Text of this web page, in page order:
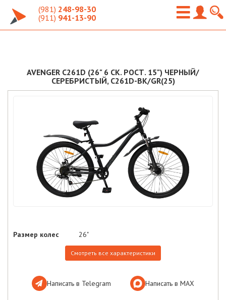
(981) 248-98-30
(911) 941-13-90
AVENGER C261D (26" 6 СК. РОСТ. 15") ЧЕРНЫЙ/
СЕРЕБРИСТЫЙ, C261D-BK/GR(25)
Размер колес 26"
Смотреть все характеристики
Написать в Telegram Написать в МАХ